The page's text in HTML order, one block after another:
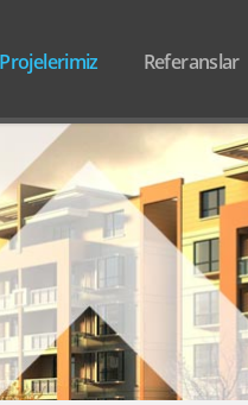
Projelerimiz Referanslar